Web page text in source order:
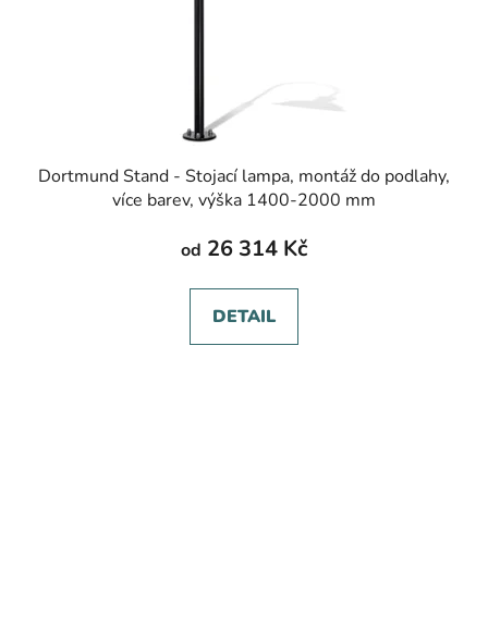
Dortmund Stand - Stojací lampa, montáž do podlahy,
více barev, výška 1400-2000 mm
od 26 314 Kč
DETAIL